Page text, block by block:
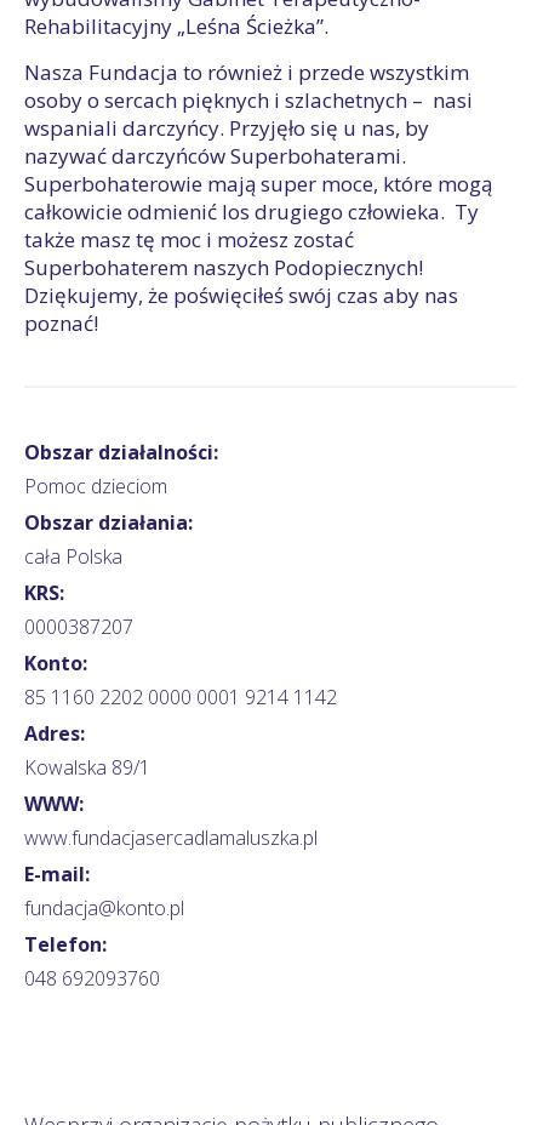
Rehabilitacyjny „Leśna Ścieżka”.
Nasza Fundacja to również i przede wszystkim
osoby o sercach pięknych i szlachetnych – nasi
wspaniali darczyńcy. Przyjęło się u nas, by
nazywać darczyńców Superbohaterami.
Superbohaterowie mają super moce, które mogą
całkowicie odmienić los drugiego człowieka. Ty
także masz tę moc i możesz zostać
Superbohaterem naszych Podopiecznych!
Dziękujemy, że poświęciłeś swój czas aby nas
poznać!
Obszar działalności:
Pomoc dzieciom
Obszar działania:
cała Polska
KRS:
0000387207
Konto:
85 1160 2202 0000 0001 9214 1142
Adres:
Kowalska 89/1
WWW:
www.fundacjasercadlamaluszka.pl
E-mail:
fundacja@konto.pl
Telefon:
048 692093760